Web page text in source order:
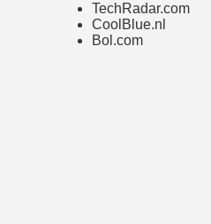
TechRadar.com
CoolBlue.nl
Bol.com